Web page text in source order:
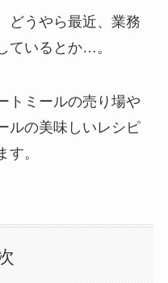
どうやら最近、業務
ているとか…。
トミールの売り場や
ルの美味しいレシピ
。